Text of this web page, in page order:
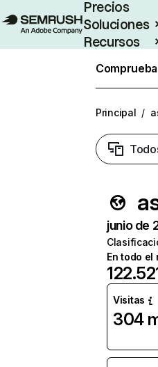
Precios
Soluciones
Recursos
Principal /
junio de
En todo el
Visitas
304